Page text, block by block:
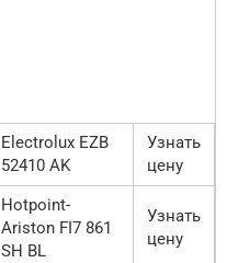
Electrolux EZB
52410 AK
Узнать
цену
Hotpoint-
Ariston FI7 861
SH BL
Узнать
цену